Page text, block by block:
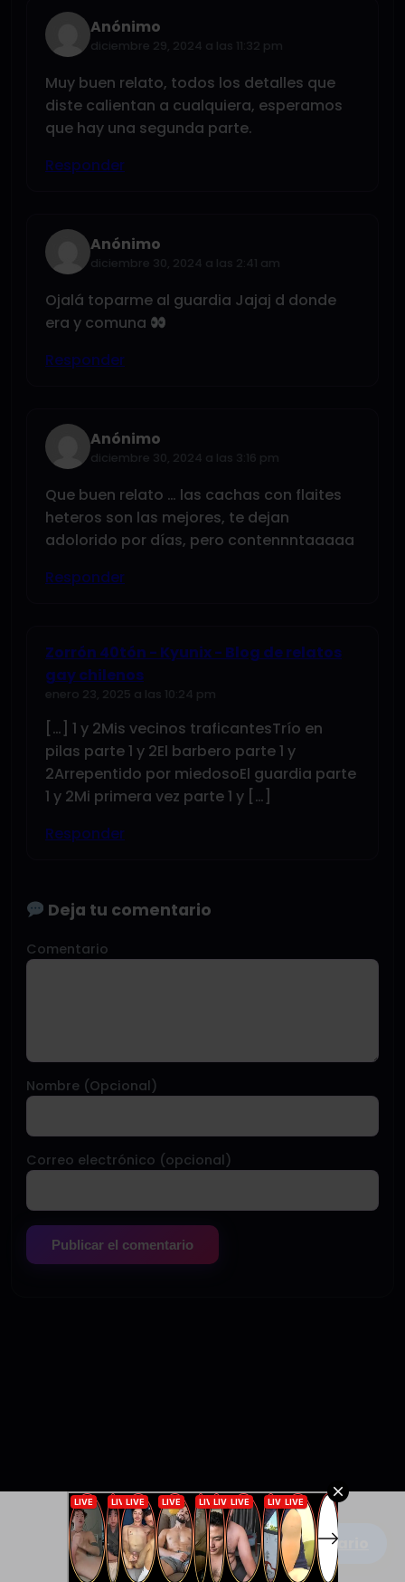
Escribe un comentario
Anónimo
diciembre 29, 2024 a las 11:32 pm
Muy buen relato, todos los detalles que
diste calientan a cualquiera, esperamos
que hay una segunda parte.
Responder
Anónimo
diciembre 30, 2024 a las 2:41 am
Ojalá toparme al guardia Jajaj d donde
era y comuna
Responder
Anónimo
diciembre 30, 2024 a las 3:16 pm
Que buen relato … las cachas con flaites
heteros son las mejores, te dejan
adolorido por días, pero contennntaaaaa
Responder
Zorrón 40tón - Kyunix - Blog de relatos
gay chilenos
enero 23, 2025 a las 10:24 pm
[…] 1 y 2Mis vecinos traficantesTrío en
pilas parte 1 y 2El barbero parte 1 y
2Arrepentido por miedosoEl guardia parte
1 y 2Mi primera vez parte 1 y […]
Responder
Deja tu comentario
Comentario
Nombre (Opcional)
Correo electrónico (opcional)